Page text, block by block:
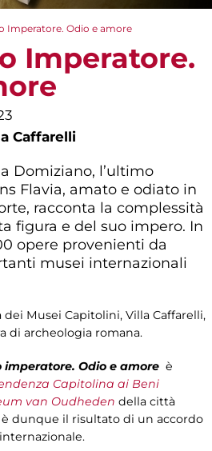
Imperatore. Odio e amore
Imperatore.
Caffarelli
Domiziano, l’ultimo
Flavia, amato e odiato in
racconta la complessità
figura e del suo impero. In
opere provenienti da
musei internazionali
dei Musei Capitolini, Villa Caffarelli,
di archeologia romana.
imperatore. Odio e amore è
Capitolina ai Beni
van Oudheden della città
è dunque il risultato di un accordo